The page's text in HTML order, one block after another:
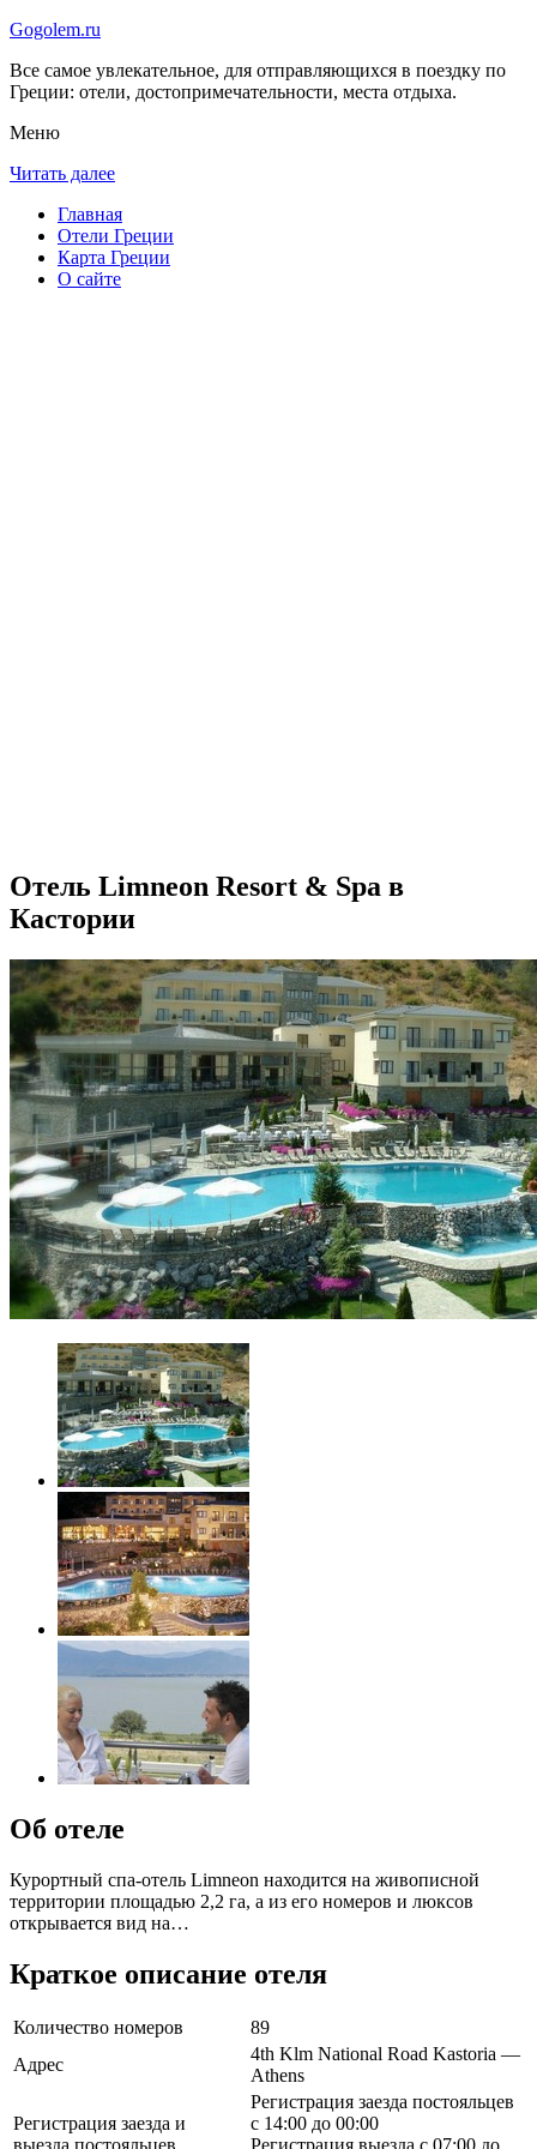
Gogolem.ru
Все самое увлекательное, для отправляющихся в поездку по
Греции: отели, достопримечательности, места отдыха.
Меню
Читать далее
Главная
Отели Греции
Карта Греции
О сайте
Отель Limneon Resort & Spa в
Кастории
Об отеле
Курортный спа-отель Limneon находится на живописной
территории площадью 2,2 га, а из его номеров и люксов
открывается вид на…
Краткое описание отеля
Количество номеров
89
Адрес
4th Klm National Road Kastoria —
Athens
Регистрация заезда и
Регистрация заезда постояльцев
с 14:00 до 00:00